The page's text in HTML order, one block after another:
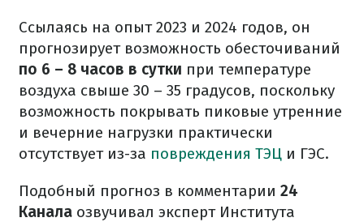
Ссылаясь на опыт 2023 и 2024 годов, он
прогнозирует возможность обесточиваний
по 6 – 8 часов в сутки при температуре
воздуха свыше 30 – 35 градусов, поскольку
возможность покрывать пиковые утренние
и вечерние нагрузки практически
отсутствует из-за повреждения ТЭЦ и ГЭС.
Подобный прогноз в комментарии 24
Канала озвучивал эксперт Института